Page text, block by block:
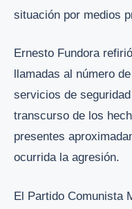
situación por medios
Ernesto Fundora
llamadas al número
servicios de
transcurso de los
presentes
ocurrida la agresión.
El Partido Comunista